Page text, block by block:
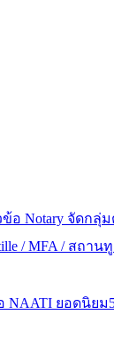
ข้อ Notary จัดกลุ่ม
/ MFA / สถา
NAATI ยอดนิยม